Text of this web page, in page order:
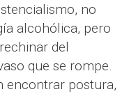
no
alcohólica, pero
del
que se rompe.
encontrar postura,